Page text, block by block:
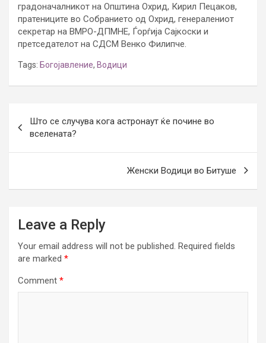
градоначалникот на Општина Охрид, Кирил Пецаков,
пратениците во Собранието од Охрид, генералениот
секретар на ВМРО-ДПМНЕ, Ѓорѓија Сајкоски и
претседателот на СДСМ Венко Филипче.
Tags: Богојавление, Водици
navigation
Што се случува кога астронаут ќе почине во
вселената?
Женски Водици во Битуше
Leave a Reply
Your email address will not be published. Required fields
are marked *
Comment *